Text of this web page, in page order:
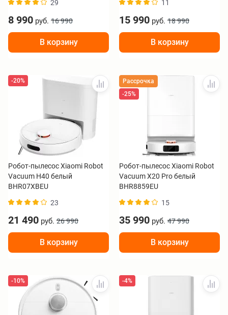
29
8 990 руб. 16 990
В корзину
11
15 990 руб. 18 990
В корзину
-20%
Робот-пылесос Xiaomi Robot
Vacuum H40 белый
BHR07XBEU
23
21 490 руб. 26 990
В корзину
Рассрочка
-25%
Робот-пылесос Xiaomi Robot
Vacuum X20 Pro белый
BHR8859EU
15
35 990 руб. 47 990
В корзину
-10% -4%